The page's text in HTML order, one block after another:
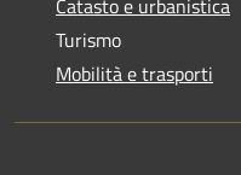
Catasto e urbanistica
Turismo
Mobilità e trasporti